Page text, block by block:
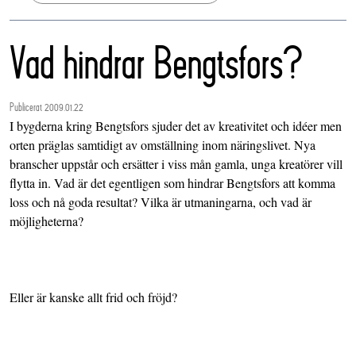
Vad hindrar Bengtsfors?
Publicerat 2009.01.22
I bygderna kring Bengtsfors sjuder det av kreativitet och idéer men
orten präglas samtidigt av omställning inom näringslivet. Nya
branscher uppstår och ersätter i viss mån gamla, unga kreatörer vill
flytta in. Vad är det egentligen som hindrar Bengtsfors att komma
loss och nå goda resultat? Vilka är utmaningarna, och vad är
möjligheterna?
Eller är kanske allt frid och fröjd?